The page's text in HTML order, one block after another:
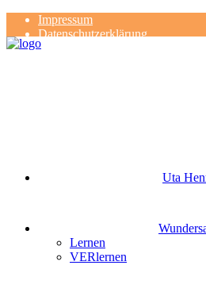
Impressum
Datenschutzerklärung
Kontakt
Uta
Lernen
VERlernen